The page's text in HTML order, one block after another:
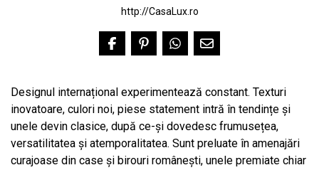
http://CasaLux.ro
Designul internațional experimentează constant. Texturi
inovatoare, culori noi, piese statement intră în tendințe și
unele devin clasice, după ce-și dovedesc frumusețea,
versatilitatea și atemporalitatea. Sunt preluate în amenajări
curajoase din case și birouri românești, unele premiate chiar